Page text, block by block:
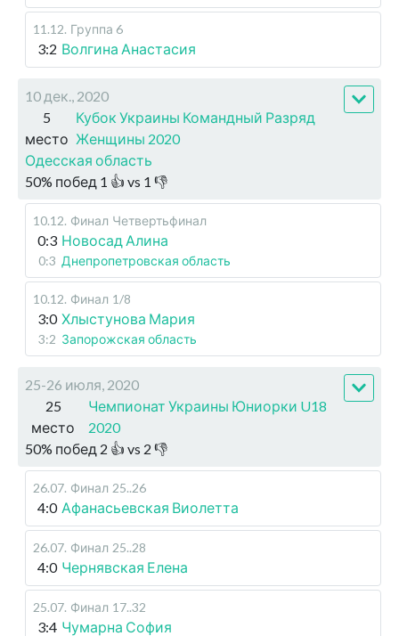
11.12. Группа 6
3:2 Волгина Анастасия
10 дек., 2020
5
место
Кубок Украины Командный Разряд
Женщины 2020
Одесская область
50% побед 1 👍 vs 1 👎
10.12. Финал Четвертьфинал
0:3 Новосад Алина
0:3 Днепропетровская область
10.12. Финал 1/8
3:0 Хлыстунова Мария
3:2 Запорожская область
25-26 июля, 2020
25
место
Чемпионат Украины Юниорки U18
2020
50% побед 2 👍 vs 2 👎
26.07. Финал 25..26
4:0 Афанасьевская Виолетта
26.07. Финал 25..28
4:0 Чернявская Елена
25.07. Финал 17..32
3:4 Чумарна София